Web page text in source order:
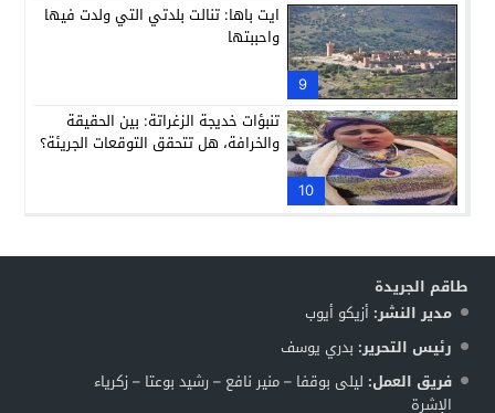
9
ايت باها: تنالت بلدتي التي ولدت فيها
واحببتها
10
تنبؤات خديجة الزغراتة: بين الحقيقة
والخرافة، هل تتحقق التوقعات الجريئة؟
طاقم الجريدة
مدير النشر: أزيكو أيوب
رئيس التحرير: بدري يوسف
فريق العمل: ليلى بوقفا – منير نافع – رشيد بوعتا – زكرياء
الإشرة